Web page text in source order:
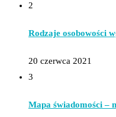
2
Rodzaje osobowości
20 czerwca 2021
3
Mapa świadomości –